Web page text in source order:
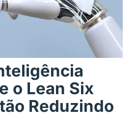
o Lean Six
Reduzindo